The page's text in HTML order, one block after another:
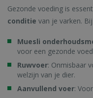
Gezonde voeding is
conditie van je varken.
Muesli
voor een gezonde
Ruwvoer: Onmisbaar
welzijn van je dier.
Aanvullend voer: